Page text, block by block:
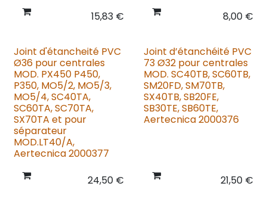
15,83€
8,00 €
Joint d'étancheité PVC
Ø36 pour centrales
MOD. PX450 P450,
P350, MO5/2, MO5/3,
MO5/4, SC40TA,
SC60TA, SC70TA,
SX70TA et pour
séparateur
MOD.LT40/A,
Aertecnica 2000377
24,50€
Joint d’étanchéité PVC
73 Ø32 pour centrales
MOD. SC40TB, SC60TB,
SM20FD, SM70TB,
SX40TB, SB20FE,
SB30TE, SB60TE,
Aertecnica 2000376
21,50 €